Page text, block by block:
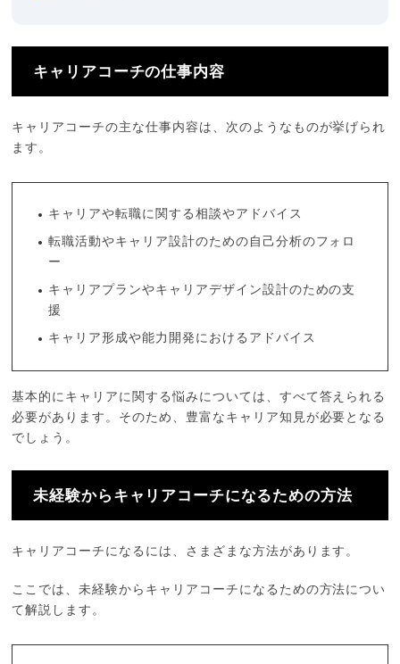
キャリアコーチの仕事内容
キャリアコーチの主な仕事内容は、次のようなものが挙げられ
ます。
キャリアや転職に関する相談やアドバイス
転職活動やキャリア設計のための自己分析のフォロ
ー
キャリアプランやキャリアデザイン設計のための支
援
キャリア形成や能力開発におけるアドバイス
基本的にキャリアに関する悩みについては、すべて答えられる
必要があります。そのため、豊富なキャリア知見が必要となる
でしょう。
未経験からキャリアコーチになるための方法
キャリアコーチになるには、さまざまな方法があります。
ここでは、未経験からキャリアコーチになるための方法につい
て解説します。